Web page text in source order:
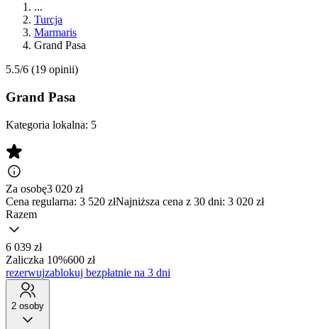
...
Turcja
Marmaris
Grand Pasa
5.5/6 (19 opinii)
Grand Pasa
Kategoria lokalna: 5
Za osobę3 020 zł
Cena regularna: 3 520 złNajniższa cena z 30 dni: 3 020 zł
Razem
6 039 zł
Zaliczka 10%600 zł
rezerwujzablokuj bezpłatnie na 3 dni
2 osoby